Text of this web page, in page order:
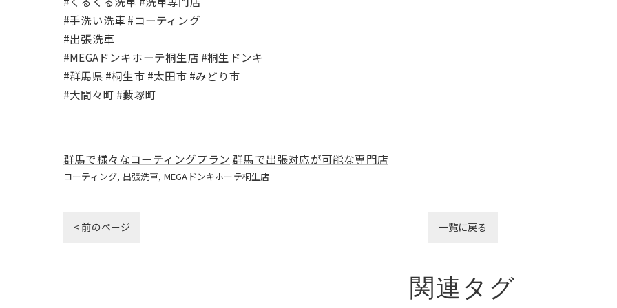
#手洗い洗車 #コーティング
#出張洗車
#MEGAドンキホーテ桐生店 #桐生ドンキ
#群馬県 #桐生市 #太田市 #みどり市
#大間々町 #藪塚町
群馬で様々なコーティングプラン群馬で出張対応が可能な専門店
コーティング 出張洗車 MEGAドンキホーテ桐生店
< 前のページ 一覧に戻る
関連タグ